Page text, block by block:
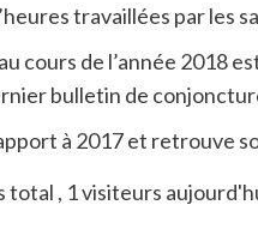
travaillées par les
cours de l’année 2018
bulletin de
à 2017 et retrouve
total , 1 visiteurs